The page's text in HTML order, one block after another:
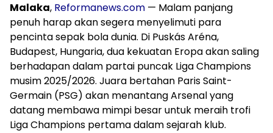
Malaka, Reformanews.com — Malam panjang
penuh harap akan segera menyelimuti para
pencinta sepak bola dunia. Di Puskás Aréna,
Budapest, Hungaria, dua kekuatan Eropa akan saling
berhadapan dalam partai puncak Liga Champions
musim 2025/2026. Juara bertahan Paris Saint-
Germain (PSG) akan menantang Arsenal yang
datang membawa mimpi besar untuk meraih trofi
Liga Champions pertama dalam sejarah klub.